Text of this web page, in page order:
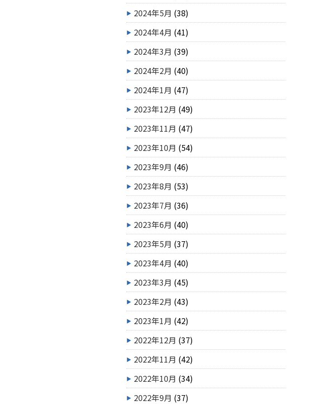
2024年5月 (38)
2024年4月 (41)
2024年3月 (39)
2024年2月 (40)
2024年1月 (47)
2023年12月 (49)
2023年11月 (47)
2023年10月 (54)
2023年9月 (46)
2023年8月 (53)
2023年7月 (36)
2023年6月 (40)
2023年5月 (37)
2023年4月 (40)
2023年3月 (45)
2023年2月 (43)
2023年1月 (42)
2022年12月 (37)
2022年11月 (42)
2022年10月 (34)
2022年9月 (37)